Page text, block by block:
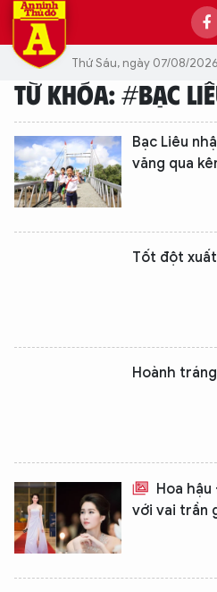
Thứ Sáu, ngày 07/08/
TỪ KHÓA: #BẠC
Bạc Liêu
văng qua
Tốt đột xuất
Hoành
Hoa
với vai trần